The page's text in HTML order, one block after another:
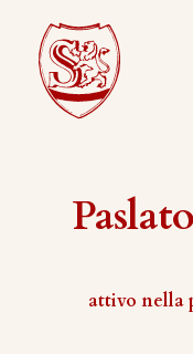
attivo nella